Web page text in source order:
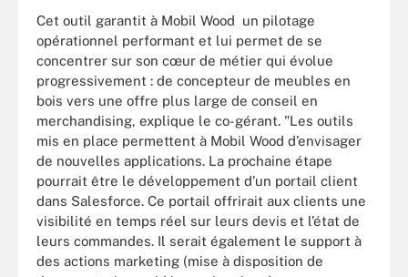
Cet outil garantit à Mobil Wood un pilotage
opérationnel performant et lui permet de se
concentrer sur son cœur de métier qui évolue
progressivement : de concepteur de meubles en
bois vers une offre plus large de conseil en
merchandising, explique le co-gérant. "Les outils
mis en place permettent à Mobil Wood d’envisager
de nouvelles applications. La prochaine étape
pourrait être le développement d’un portail client
dans Salesforce. Ce portail offrirait aux clients une
visibilité en temps réel sur leurs devis et l’état de
leurs commandes. Il serait également le support à
des actions marketing (mise à disposition de